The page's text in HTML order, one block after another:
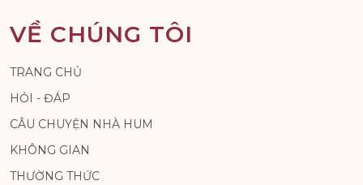
VỀ CHÚNG TÔI
TRANG CHỦ
HỎI - ĐÁP
CÂU CHUYỆN NHÀ HUM
KHÔNG GIAN
THƯỜNG THỨC